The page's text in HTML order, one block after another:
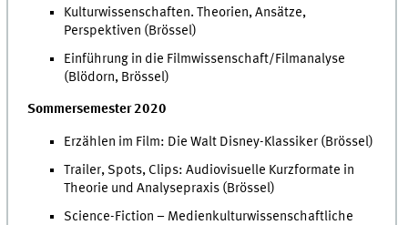
Kulturwissenschaften. Theorien, Ansätze,
Perspektiven (Brössel)
Einführung in die Filmwissenschaft/Filmanalyse
(Blödorn, Brössel)
Sommersemester 2020
Erzählen im Film: Die Walt Disney-Klassiker (Brössel)
Trailer, Spots, Clips: Audiovisuelle Kurzformate in
Theorie und Analysepraxis (Brössel)
Science-Fiction – Medienkulturwissenschaftliche